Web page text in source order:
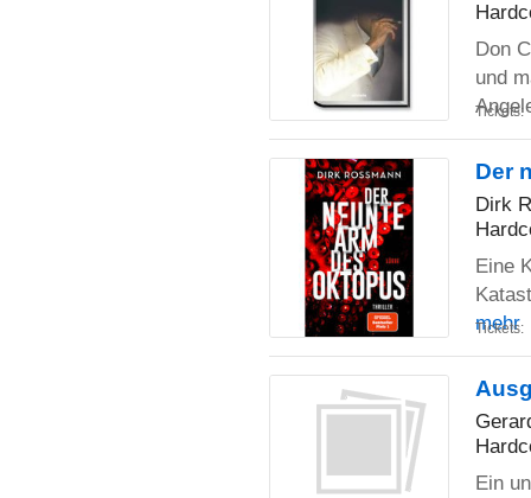
Don
und
Tickets:
Der
Dirk
Eine
mehr
Tickets:
Ein